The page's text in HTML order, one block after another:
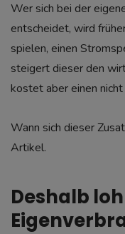
Wer sich bei der
entscheidet, wird
spielen, einen
steigert dieser den
kostet aber einen
Wann sich dieser
Artikel.
Deshalb